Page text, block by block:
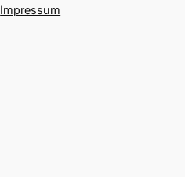
Impressum